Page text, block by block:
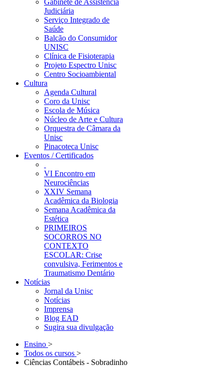
Gabinete de Assistência
Judiciária
Serviço Integrado de
Saúde
Balcão do Consumidor
UNISC
Clínica de Fisioterapia
Projeto Espectro Unisc
Centro Socioambiental
Cultura
Agenda Cultural
Coro da Unisc
Escola de Música
Núcleo de Arte e Cultura
Orquestra de Câmara da
Unisc
Pinacoteca Unisc
Eventos / Certificados
VI Encontro em
Neurociências
XXIV Semana
Acadêmica da Biologia
Semana Acadêmica da
Estética
PRIMEIROS
SOCORROS NO
CONTEXTO
ESCOLAR: Crise
convulsiva, Ferimentos e
Traumatismo Dentário
Notícias
Jornal da Unisc
Notícias
Imprensa
Blog EAD
Sugira sua divulgação
Ensino >
Todos os cursos >
Ciências Contábeis - Sobradinho